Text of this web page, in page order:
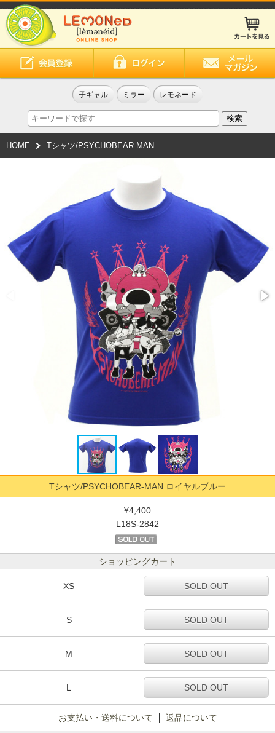
子ギャル ミラー レモネード
HOME Tシャツ/PSYCHOBEAR-MAN
Tシャツ/PSYCHOBEAR-MAN ロイヤルブルー
¥4,400
L18S-2842
ショッピングカート
XS SOLD OUT
S SOLD OUT
M SOLD OUT
L SOLD OUT
お支払い・送料について 返品について